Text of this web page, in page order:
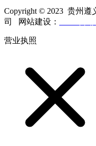
Copyright © 2023 贵州遵
司 网站建设：
营业执照